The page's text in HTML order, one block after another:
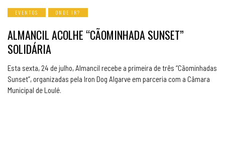
EVENTOS ONDE IR?
ALMANCIL ACOLHE “CÃOMINHADA SUNSET”
SOLIDÁRIA
Esta sexta, 24 de julho, Almancil recebe a primeira de três “Cãominhadas
Sunset”, organizadas pela Iron Dog Algarve em parceria com a Câmara
Municipal de Loulé.